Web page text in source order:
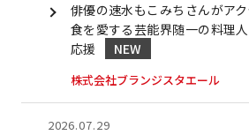
俳優の速水もこみちさんがア
食を愛する芸能界随一の料理
応援
株式会社ブランジスタエール
2026.07.29